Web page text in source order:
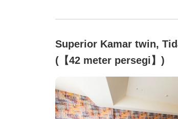
Superior Kamar twin,
(【42 meter persegi】)